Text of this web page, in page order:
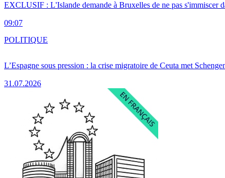
EXCLUSIF : L'Islande demande à Bruxelles de ne pas s'immiscer
09:07
L’Espagne sous pression : la crise migratoire de Ceuta met
31.07.2026
POLITIQUE